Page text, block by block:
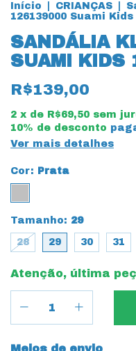
Início CRIANÇAS
126139000 Suami
SANDÁLIA
SUAMI KIDS
R$139,00
2 x de R$69,50 sem
10% de desconto
Ver mais detalhes
Cor: Prata
Tamanho: 29
28 29 30 31
Atenção, última
Entregas para o CEP:
Meios de envio